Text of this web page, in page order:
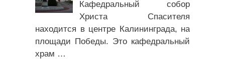
Кафедральный собор
Христа Спасителя
находится в центре Калининграда, на
площади Победы. Это кафедральный
храм …